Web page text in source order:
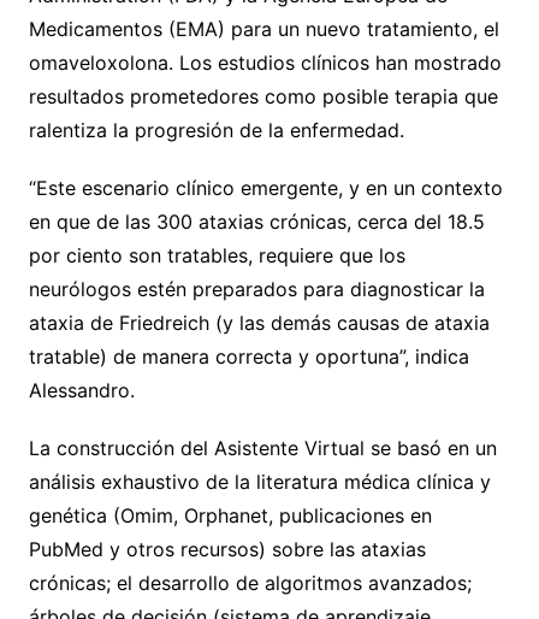
Medicamentos (EMA) para un nuevo tratamiento, el
omaveloxolona. Los estudios clínicos han mostrado
resultados prometedores como posible terapia que
ralentiza la progresión de la enfermedad.
“Este escenario clínico emergente, y en un contexto
en que de las 300 ataxias crónicas, cerca del 18.5
por ciento son tratables, requiere que los
neurólogos estén preparados para diagnosticar la
ataxia de Friedreich (y las demás causas de ataxia
tratable) de manera correcta y oportuna”, indica
Alessandro.
La construcción del Asistente Virtual se basó en un
análisis exhaustivo de la literatura médica clínica y
genética (Omim, Orphanet, publicaciones en
PubMed y otros recursos) sobre las ataxias
crónicas; el desarrollo de algoritmos avanzados;